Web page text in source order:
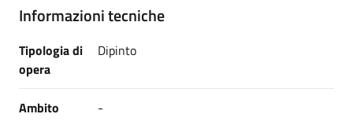
Informazioni tecniche
Tipologia di
opera
Dipinto
Ambito
-